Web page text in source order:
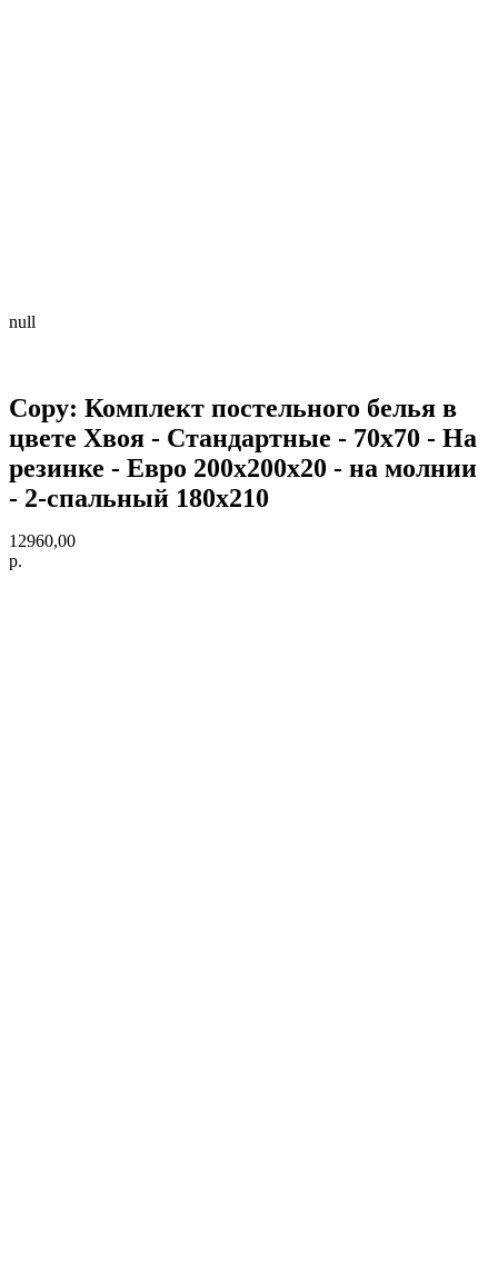
null
Copy: Комплект постельного белья в
цвете Хвоя - Стандартные - 70х70 - На
резинке - Евро 200х200х20 - на молнии
- 2-спальный 180х210
12960,00
р.